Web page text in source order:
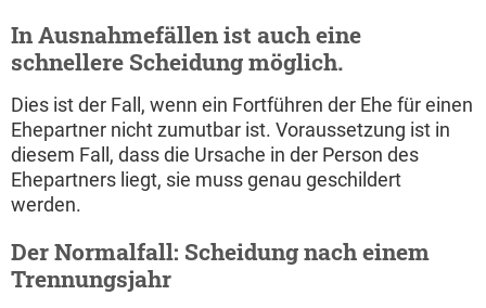
In Ausnahmefällen ist auch eine
schnellere Scheidung möglich.
Dies ist der Fall, wenn ein Fortführen der Ehe für einen
Ehepartner nicht zumutbar ist. Voraussetzung ist in
diesem Fall, dass die Ursache in der Person des
Ehepartners liegt, sie muss genau geschildert
werden.
Der Normalfall: Scheidung nach einem
Trennungsjahr